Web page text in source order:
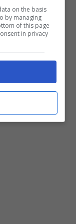
on the basis
by managing
of this page
in privacy